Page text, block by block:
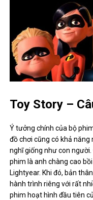
Toy Story –
Ý tưởng chính của bộ
đồ chơi cũng có khả năng
nghĩ giống như con
phim là anh chàng cao
Lightyear. Khi đó, bản
hành trình riêng với rất
phim hoạt hình đầu tiên